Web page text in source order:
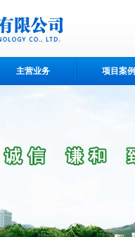
主营业务 项目案例